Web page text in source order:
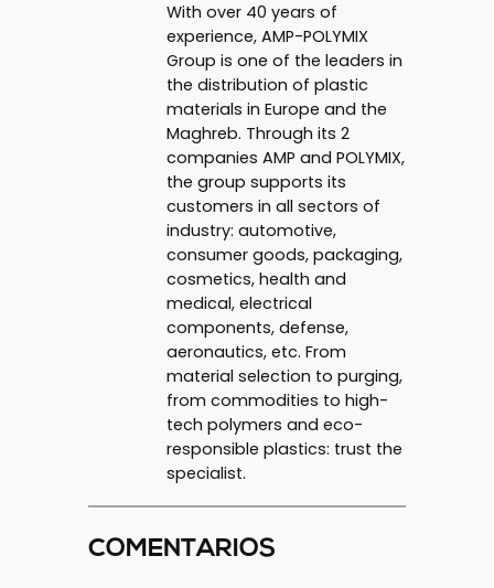
With over 40 years of
experience, AMP-POLYMIX
Group is one of the leaders in
the distribution of plastic
materials in Europe and the
Maghreb. Through its 2
companies AMP and POLYMIX,
the group supports its
customers in all sectors of
industry: automotive,
consumer goods, packaging,
cosmetics, health and
medical, electrical
components, defense,
aeronautics, etc. From
material selection to purging,
from commodities to high-
tech polymers and eco-
responsible plastics: trust the
specialist.
COMENTARIOS